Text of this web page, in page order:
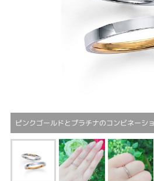
ピンクゴールドとプラチナのコンビネーシ